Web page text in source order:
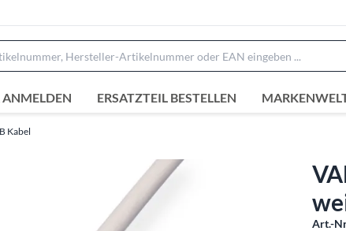
ANMELDEN ERSATZTEIL BESTELLEN
Kabel
Art.-